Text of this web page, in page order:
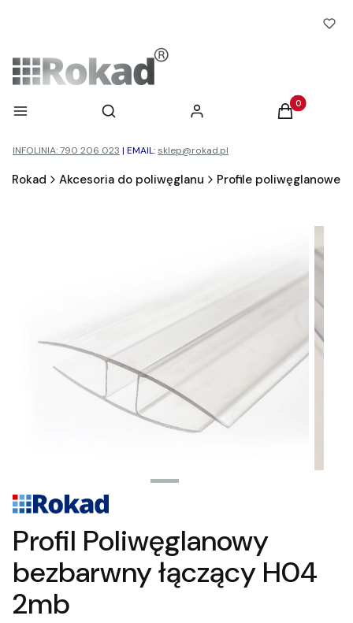
Menu Otwórz wyszukiwarkę
Szukaj Zaloguj się Produkty w
Koszyk
INFOLINIA: 790 206 023 | EMAIL: sklep@rokad.pl
Rokad Akcesoria do poliwęglanu Profile poliwęglanowe
Profil Poliwęglanowy
bezbarwny łączący H04
2mb